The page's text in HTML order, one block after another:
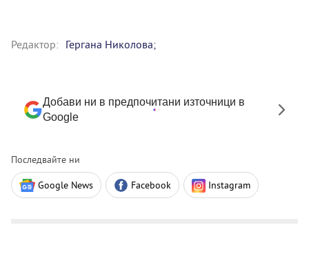
Редактор: Гергана Николова;
Добави ни в предпочитани източници в
Google
Последвайте ни
Google News Facebook Instagram